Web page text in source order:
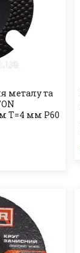
металу та
T=4 мм P60